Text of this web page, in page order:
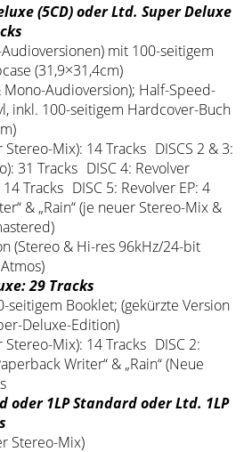
(5CD) oder Ltd. Super Deluxe
mit 100-seitigem
(31,9×31,4cm)
Mono-Audioversion); Half-Speed-
inkl. 100-seitigem Hardcover-Buch
Stereo-Mix): 14 Tracks DISCS 2 & 3:
31 Tracks DISC 4: Revolver
Tracks DISC 5: Revolver EP: 4
& „Rain“ (je neuer Stereo-Mix &
(Stereo & Hi-res 96kHz/24-bit
29 Tracks
seitigem Booklet; (gekürzte Version
Deluxe-Edition)
Stereo-Mix): 14 Tracks DISC 2:
Writer“ & „Rain“ (Neue
oder 1LP Standard oder Ltd. 1LP
Stereo-Mix)